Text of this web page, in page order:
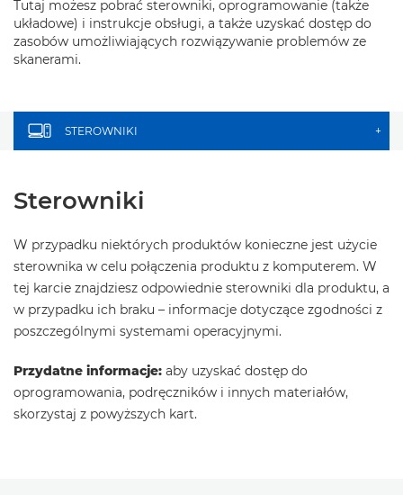
Tutaj możesz pobrać sterowniki, oprogramowanie (także
układowe) i instrukcje obsługi, a także uzyskać dostęp do
zasobów umożliwiających rozwiązywanie problemów ze
skanerami.
STEROWNIKI +
Sterowniki
W przypadku niektórych produktów konieczne jest użycie
sterownika w celu połączenia produktu z komputerem. W
tej karcie znajdziesz odpowiednie sterowniki dla produktu, a
w przypadku ich braku – informacje dotyczące zgodności z
poszczególnymi systemami operacyjnymi.
Przydatne informacje: aby uzyskać dostęp do
oprogramowania, podręczników i innych materiałów,
skorzystaj z powyższych kart.